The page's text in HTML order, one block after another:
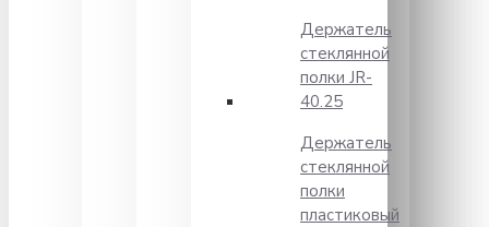
Держатель
стеклянной
полки JR-
40.25
Держатель
стеклянной
полки
пластиковый